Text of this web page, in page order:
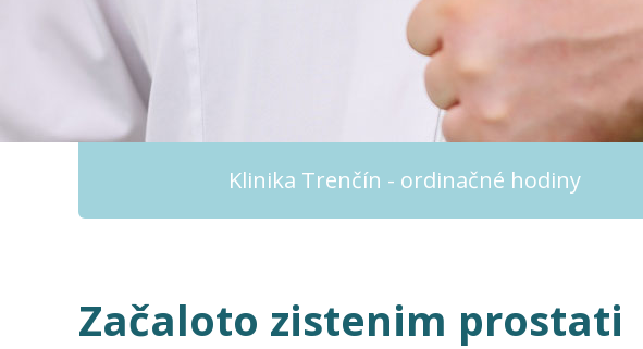
Klinika Trenčín - ordinačné hodiny
Začaloto zistenim prostati